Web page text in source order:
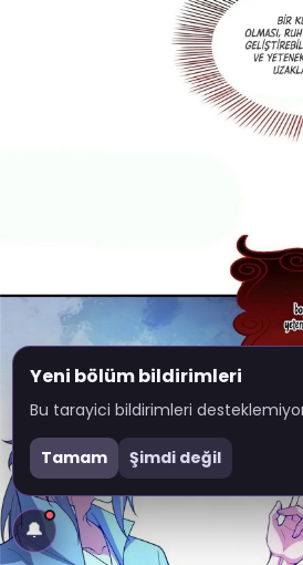
Yeni bölüm bildirimleri
Bu tarayici bildirimleri
Tamam Şimdi değil
🔔